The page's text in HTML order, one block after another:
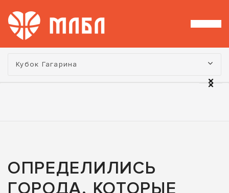
Турнир:
Кубок Гагарина
ОПРЕДЕЛИЛИСЬ
ГОРОДА, КОТОРЫЕ